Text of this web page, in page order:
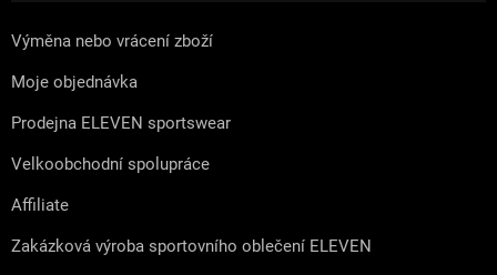
Výměna nebo vrácení zboží
Moje objednávka
Prodejna ELEVEN sportswear
Velkoobchodní spolupráce
Affiliate
Zakázková výroba sportovního oblečení ELEVEN